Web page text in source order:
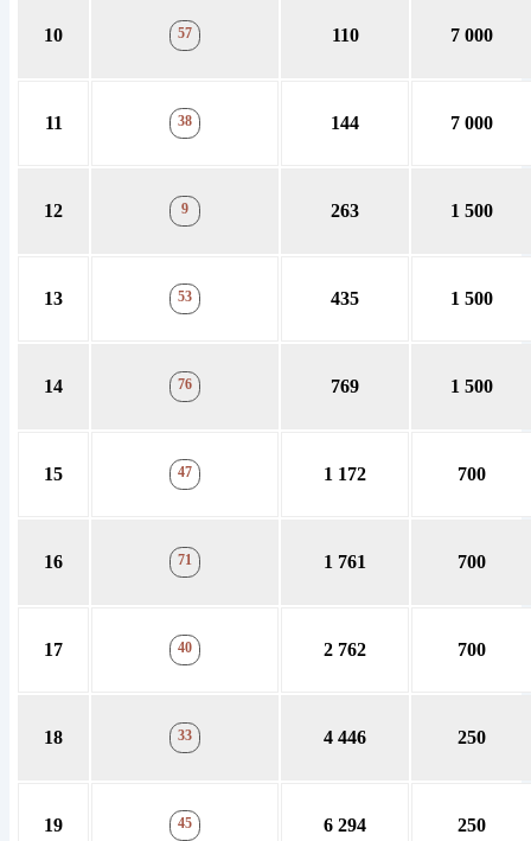
10 57 110 7 000
11 38 144 7 000
12 9 263 1 500
13 53 435 1 500
14 76 769 1 500
15 47 1 172 700
16 71 1 761 700
17 40 2 762 700
18 33 4 446 250
19 45 6 294 250